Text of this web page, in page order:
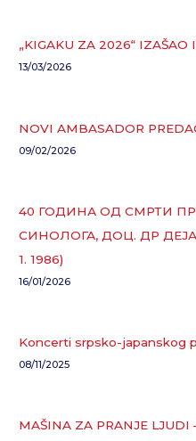
„KIGAKU ZA 2026“ IZAŠAO
13/03/2026
NOVI AMBASADOR
09/02/2026
40 ГОДИНА ОД СМРТИ
СИНОЛОГА, ДОЦ. ДР
1. 1986)
16/01/2026
Koncerti srpsko-japanskog
08/11/2025
MAŠINA ZA PRANJE LJUDI